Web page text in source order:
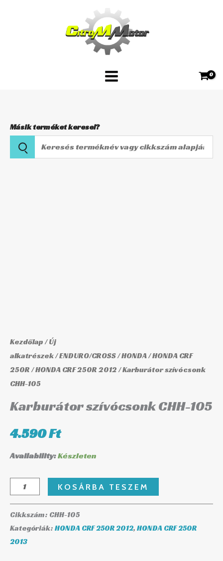
Másik terméket keresel?
Keresés
terméknév
Kezdőlap/Új
alkatrészek/ENDURO/CROSS/HONDA/HONDA CRF
250R/HONDA CRF 250R 2012/ Karburátor szívócsonk
CHH-105
Karburátor szívócsonk CHH-105
4.590Ft
Availability:Készleten
KOSÁRBA TESZEM
Cikkszám: CHH-105
Kategóriák: HONDA CRF 250R 2012, HONDA CRF 250R
2013